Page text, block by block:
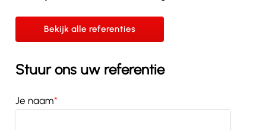
Bekijk alle referenties
Stuur ons uw referentie
Je naam*